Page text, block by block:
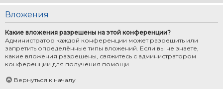
Вложения
Какие вложения разрешены на этой конференции?
Администратор каждой конференции может разрешить или
запретить определённые типы вложений. Если вы не знаете,
какие вложения разрешены, свяжитесь с администратором
конференции для получения помощи.
Вернуться к началу